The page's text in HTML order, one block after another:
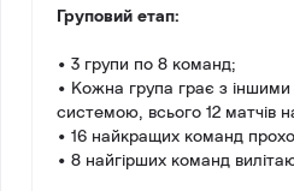
Груповий етап:
• 3 групи по 8 команд;
• Кожна група грає з
системою, всього 12 матчів
• 16 найкращих команд
• 8 найгірших команд